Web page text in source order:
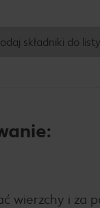
składniki do
wierzchy i za